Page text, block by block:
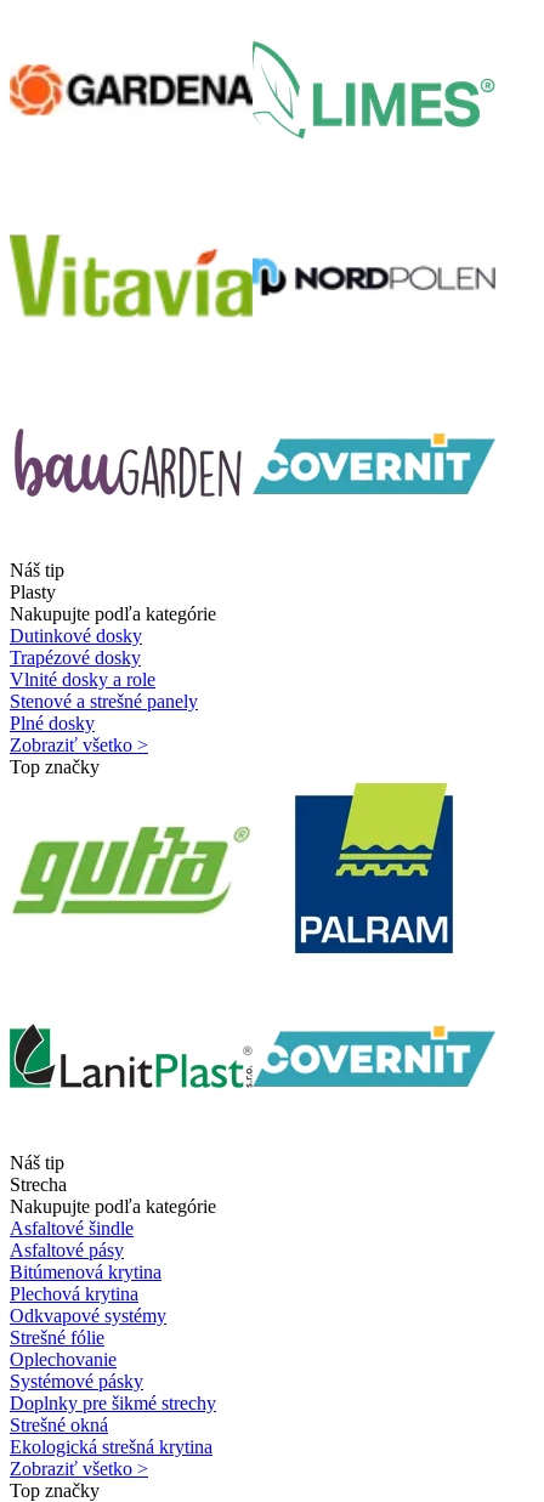
Náš tip
Plasty
Nakupujte podľa kategórie
Dutinkové dosky
Trapézové dosky
Vlnité dosky a role
Stenové a strešné panely
Plné dosky
Zobraziť všetko >
Top značky
Náš tip
Strecha
Nakupujte podľa kategórie
Asfaltové šindle
Asfaltové pásy
Bitúmenová krytina
Plechová krytina
Odkvapové systémy
Strešné fólie
Oplechovanie
Systémové pásky
Doplnky pre šikmé strechy
Strešné okná
Ekologická strešná krytina
Zobraziť všetko >
Top značky